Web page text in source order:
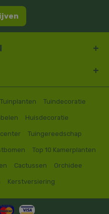
Tuinplanten Tuindecoratie
Huisdecoratie
Tuingereedschap
Top 10 Kamerplanten
Cactussen Orchidee
Kerstversiering